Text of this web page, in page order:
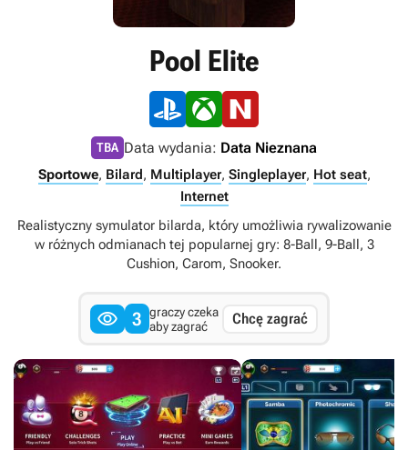
Pool Elite
TBA Data wydania: Data Nieznana
Sportowe, Bilard, Multiplayer, Singleplayer, Hot seat,
Internet
Realistyczny symulator bilarda, który umożliwia rywalizowanie
w różnych odmianach tej popularnej gry: 8-Ball, 9-Ball, 3
Cushion, Carom, Snooker.
 3 graczy czeka
aby zagrać
Chcę zagrać